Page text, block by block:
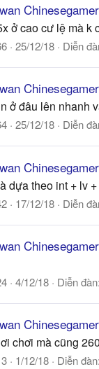
Chinesegamer
ở cao cư lệ mà k
25/12/18 Diễn
Chinesegamer
ở đâu lên nhanh
25/12/18 Diễn
Chinesegamer
dựa theo int + lv
17/12/18 Diễn
Chinesegamer
4/12/18 Diễn đàn:
Chinesegamer
chơi mà cũng
1/12/18 Diễn đàn: